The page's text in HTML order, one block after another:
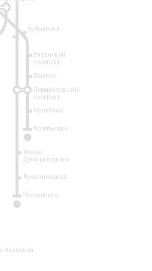
Кузьминки
Рязанский
проспект
Выхино
Лермонтовский
проспект
Жулебино
Котельники
Атинская
Улица
Дмитриевского
Лухмановская
Некрасовка